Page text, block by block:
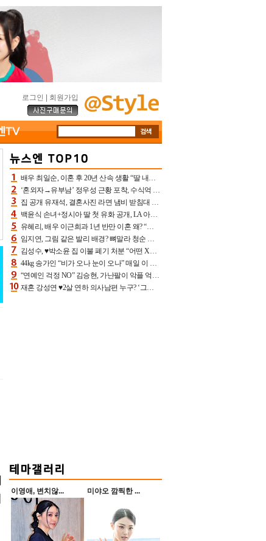
로그인 회원가입
배우 최일순, 이혼 후 20년 산속 생활 “딸 내가 버렸다고 원망‥맘 아파”(특종)[어제TV]
‘혼외자→유부남’ 정우성 근황 포착, 수식억 해킹 피해 후배 만났다 “존경하는”
집 공개 유재석, 결혼사진 라면 냄비 받침대 되고 분노‥가족사진도 피해(놀뭐)[어제TV]
백윤식 손녀+정시아 딸 첫 유화 공개, LA 아트쇼→서울국제조각페스타 작가다운 수준급 실력
유혜리, 배우 이근희과 1년 반만 이혼 왜? “식칼 꽂고 의자 던져” 충격 폭로(특종)[어제TV]
임지연, 그림 같은 발리 배경? 뼈말라 청순 비키니 핏에 상대 안 되네
김성수, ♥박소윤 집 이불 폐기 처분 “어떤 X이랑 썼을지 몰라” 질투(신랑수업2)[어제TV]
44kg 송가인 “비가 오나 눈이 오나” 매일 이 운동, 허벅지 근육량 상승+체지방 감소
“연예인 걱정 NO” 김승현, 가난팔이 악플 억울할만‥아내+딸과 日 여행
재혼 강성연 ♥2살 연하 의사남편 누구? ‘그알’ 자문의에 훈남 비주얼 초엘리트 스펙 [종합]
이영애, 변치않... 미야오 깜찍한 ...